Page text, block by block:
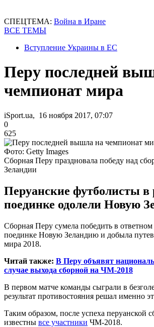
СПЕЦТЕМА: Война в Иране
ВСЕ ТЕМЫ
Вступление Украины в ЕС
Перу последней
чемпионат мира
iSport.ua, 16 ноября 2017, 07:07
0
625
Фото: Getty Images
Сборная Перу праздновала победу над
Зеландии
Перуанские футболисты
поединке одолели Новую
Сборная Перу сумела победить в
поединке Новую Зеландию и добыла
мира 2018.
Читай также: В Перу объявят
случае выхода сборной на ЧМ-2018
В первом матче команды сыграли в
результат противостояния решал именно
Таким образом, после успеха перуанской
известны все участники ЧМ-2018.